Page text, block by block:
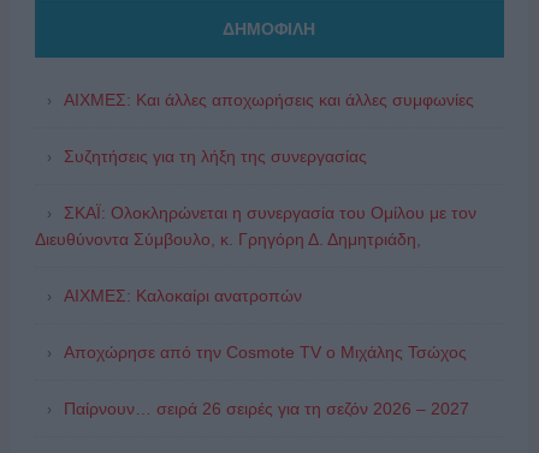
ΔΗΜΟΦΙΛΗ
ΑΙΧΜΕΣ: Και άλλες αποχωρήσεις και άλλες συμφωνίες
Συζητήσεις για τη λήξη της συνεργασίας
ΣΚΑΪ: Ολοκληρώνεται η συνεργασία του Ομίλου με τον
Διευθύνοντα Σύμβουλο, κ. Γρηγόρη Δ. Δημητριάδη,
ΑΙΧΜΕΣ: Καλοκαίρι ανατροπών
Αποχώρησε από την Cosmote TV o Μιχάλης Τσώχος
Παίρνουν… σειρά 26 σειρές για τη σεζόν 2026 – 2027